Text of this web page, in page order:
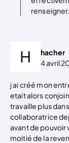
hacher
4 avril
j ai créé mon
etait alors
travaille plus
collaboratrice
avant de pouvoir
moitié de la